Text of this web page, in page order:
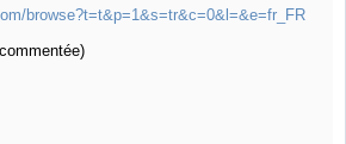
browse?t=t&p=1&s=tr&c=0&l=&e=fr_FR